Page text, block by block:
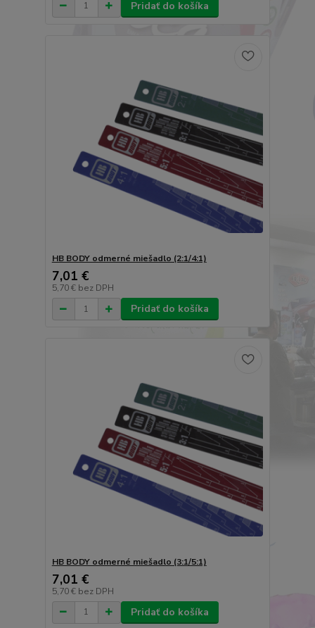
Pridať do košíka
HB BODY odmerné miešadlo (2:1/4:1)
7,01 €
5,70 € bez DPH
Pridať do košíka
HB BODY odmerné miešadlo (3:1/5:1)
7,01 €
5,70 € bez DPH
Pridať do košíka